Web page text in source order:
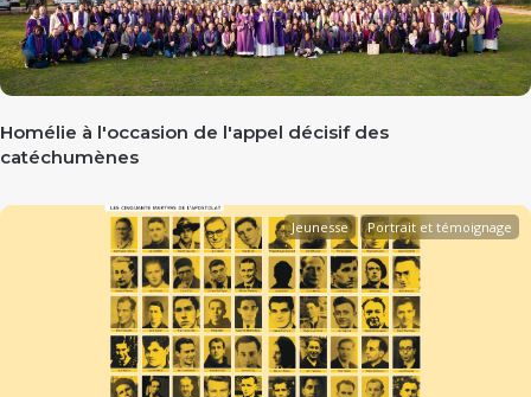
Homélie à l'occasion de l'appel décisif des
catéchumènes
Jeunesse Portrait et témoignage